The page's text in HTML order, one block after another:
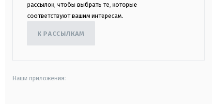
рассылок, чтобы выбрать те, которые
соответствуют вашим интересам.
К РАССЫЛКАМ
Наши приложения: